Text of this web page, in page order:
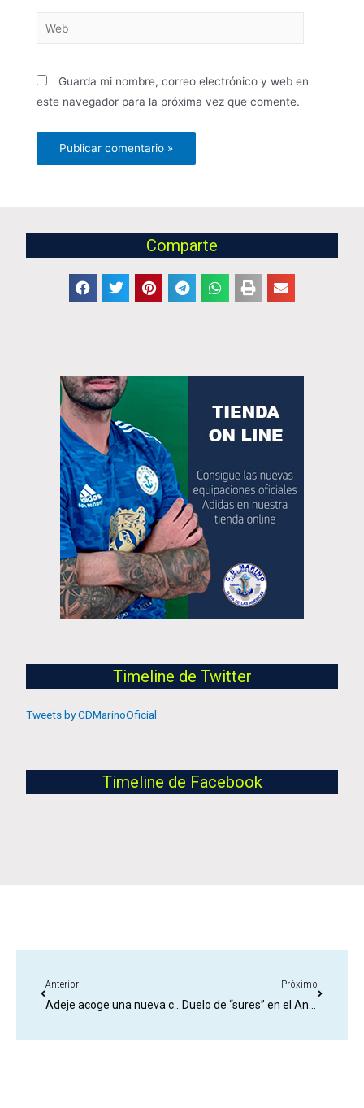
Guarda mi nombre, correo electrónico y web en
este navegador para la próxima vez que comente.
Comparte
Timeline de Twitter
Tweets by CDMarinoOficial
Timeline de Facebook
Anterior Próximo